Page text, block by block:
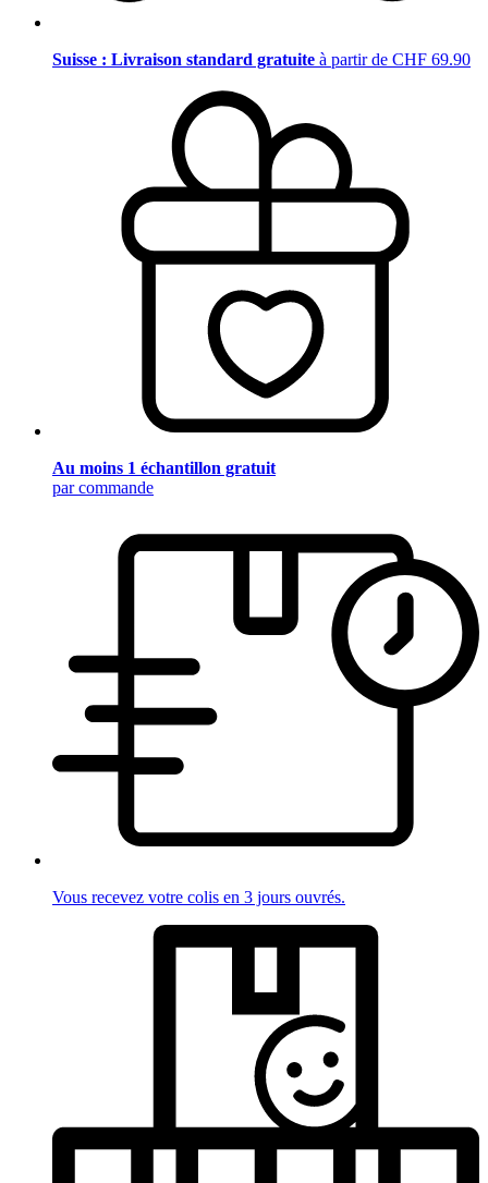
Suisse : Livraison standard gratuite à partir de CHF 69.90
Au moins 1 échantillon gratuit
par commande
Vous recevez votre colis en 3 jours ouvrés.